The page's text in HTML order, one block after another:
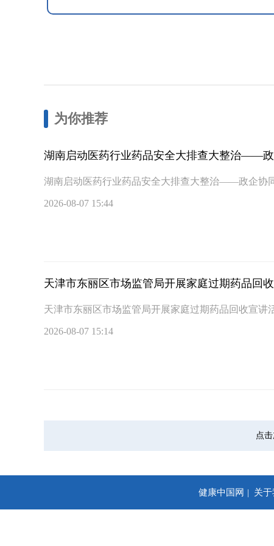
为你推荐
湖南启动医药行业药品安全大排查大整治——
湖南启动医药行业药品安全大排查大整治——政企协
2026-08-07 15:44
天津市东丽区市场监管局开展家庭过期药品回
天津市东丽区市场监管局开展家庭过期药品回收宣讲
2026-08-07 15:14
点
健康中国网 关于